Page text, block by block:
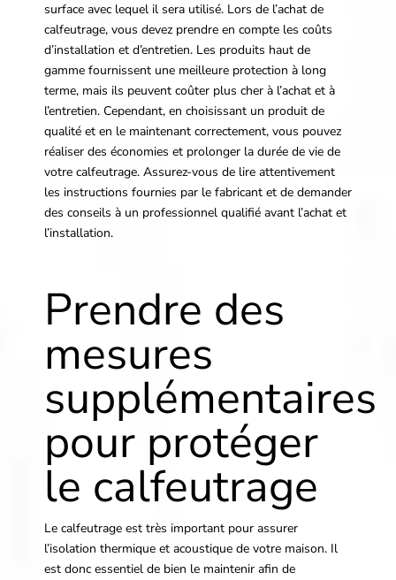
surface avec lequel il sera utilisé. Lors de l’achat de
calfeutrage, vous devez prendre en compte les coûts
d’installation et d’entretien. Les produits haut de
gamme fournissent une meilleure protection à long
terme, mais ils peuvent coûter plus cher à l’achat et à
l’entretien. Cependant, en choisissant un produit de
qualité et en le maintenant correctement, vous pouvez
réaliser des économies et prolonger la durée de vie de
votre calfeutrage. Assurez-vous de lire attentivement
les instructions fournies par le fabricant et de demander
des conseils à un professionnel qualifié avant l’achat et
l’installation.
Prendre des
mesures
supplémentaires
pour protéger
le calfeutrage
Le calfeutrage est très important pour assurer
l’isolation thermique et acoustique de votre maison. Il
est donc essentiel de bien le maintenir afin de